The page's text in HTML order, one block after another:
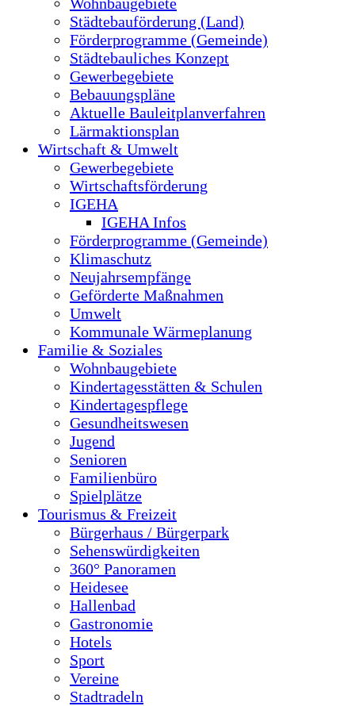
Städtebauförderung (Land)
Förderprogramme (Gemeinde)
Städtebauliches Konzept
Gewerbegebiete
Bebauungspläne
Aktuelle Bauleitplanverfahren
Lärmaktionsplan
Wirtschaft & Umwelt
Gewerbegebiete
Wirtschaftsförderung
IGEHA
IGEHA Infos
Förderprogramme (Gemeinde)
Klimaschutz
Neujahrsempfänge
Geförderte Maßnahmen
Umwelt
Kommunale Wärmeplanung
Familie & Soziales
Wohnbaugebiete
Kindertagesstätten & Schulen
Kindertagespflege
Gesundheitswesen
Jugend
Senioren
Familienbüro
Spielplätze
Tourismus & Freizeit
Bürgerhaus / Bürgerpark
Sehenswürdigkeiten
360° Panoramen
Heidesee
Hallenbad
Gastronomie
Hotels
Sport
Vereine
Stadtradeln